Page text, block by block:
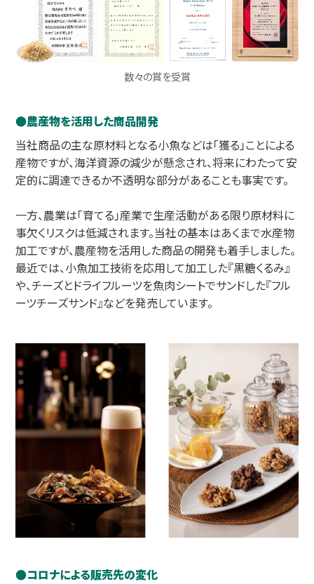
数々の賞を受賞
農産物を活用した商品開発
当社商品の主な原材料となる小魚などは「獲る」ことによる
産物ですが、海洋資源の減少が懸念され、将来にわたって安
定的に調達できるか不透明な部分があることも事実です。
一方、農業は「育てる」産業で生産活動がある限り原材料に
事欠くリスクは低減されます。当社の基本はあくまで水産物
加工ですが、農産物を活用した商品の開発も着手しました。
最近では、小魚加工技術を応用して加工した『黒糖くるみ』
や、チーズとドライフルーツを魚肉シートでサンドした『フル
ーツチーズサンド』などを発売しています。
コロナによる販売先の変化